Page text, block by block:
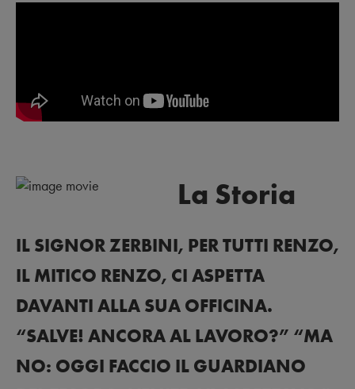
La Storia
IL SIGNOR ZERBINI, PER TUTTI RENZO,
IL MITICO RENZO, CI ASPETTA
DAVANTI ALLA SUA OFFICINA.
“SALVE! ANCORA AL LAVORO?” “MA
NO: OGGI FACCIO IL GUARDIANO